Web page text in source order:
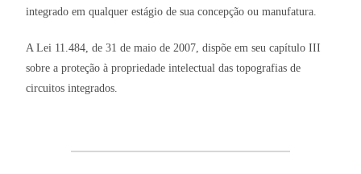
integrado em qualquer estágio de sua concepção ou manufatura.
A Lei 11.484, de 31 de maio de 2007, dispõe em seu capítulo III
sobre a proteção à propriedade intelectual das topografias de
circuitos integrados.